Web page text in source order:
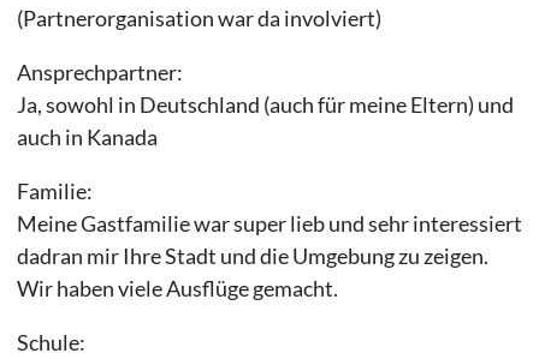
(Partnerorganisation war da involviert)
Ansprechpartner:
Ja, sowohl in Deutschland (auch für meine Eltern) und
auch in Kanada
Familie:
Meine Gastfamilie war super lieb und sehr interessiert
dadran mir Ihre Stadt und die Umgebung zu zeigen.
Wir haben viele Ausflüge gemacht.
Schule: